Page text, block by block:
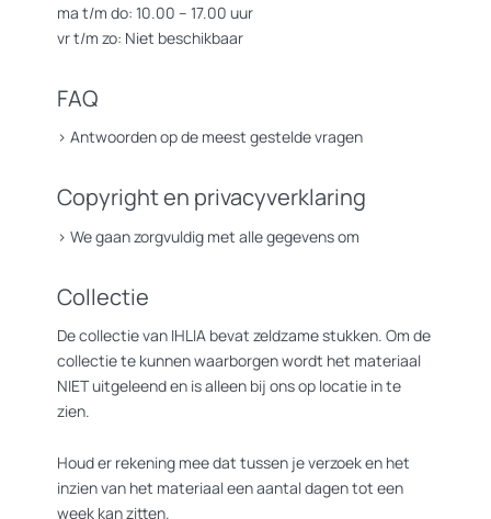
ma t/m do: 10.00 – 17.00 uur
vr t/m zo: Niet beschikbaar
FAQ
> Antwoorden op de meest gestelde vragen
Copyright en privacyverklaring
> We gaan zorgvuldig met alle gegevens om
Collectie
De collectie van IHLIA bevat zeldzame stukken. Om de
collectie te kunnen waarborgen wordt het materiaal
NIET uitgeleend en is alleen bij ons op locatie in te
zien.
Houd er rekening mee dat tussen je verzoek en het
inzien van het materiaal een aantal dagen tot een
week kan zitten.